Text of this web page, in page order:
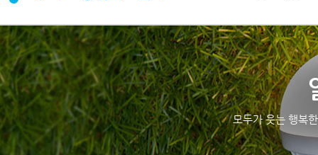
서식자료실
채용정보
인재정보
관련사이트
모두가 웃는 행복